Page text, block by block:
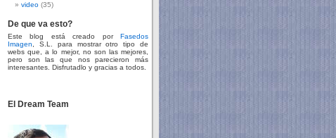
video (35)
De que va esto?
Este blog está creado por Fasedos
Imagen , S.L. para mostrar otro tipo de
webs que, a lo mejor, no son las mejores,
pero son las que nos parecieron más
interesantes. Disfrutadlo y gracias a todos.
El Dream Team